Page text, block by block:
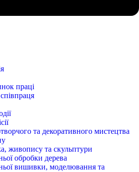
праці
та декоративного мистецтва
живопису та скульптури
обробки дерева
вишивки, моделювання та